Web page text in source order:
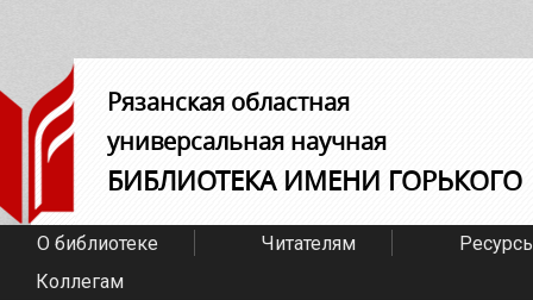
Рязанская областная
универсальная научная
БИБЛИОТЕКА ИМЕНИ ГОРЬКОГО
О библиотеке Читателям
Коллегам